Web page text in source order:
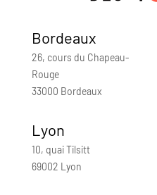
Bordeaux
26, cours du Chapeau-
Rouge
33000 Bordeaux
Lyon
10, quai Tilsitt
69002 Lyon